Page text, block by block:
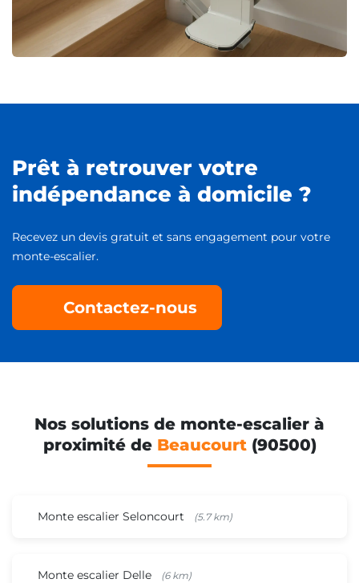
Prêt à retrouver votre
indépendance à domicile ?
Recevez un devis gratuit et sans engagement pour votre
monte-escalier.
Contactez-nous
Nos solutions de monte-escalier à
proximité de Beaucourt(90500)
Monte escalier Seloncourt (5.7 km)
Monte escalier Delle (6 km)